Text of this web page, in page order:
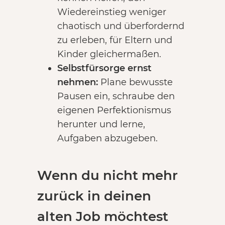
Wiedereinstieg weniger
chaotisch und überfordernd
zu erleben, für Eltern und
Kinder gleichermaßen.
Selbstfürsorge ernst
nehmen: Plane bewusste
Pausen ein, schraube den
eigenen Perfektionismus
herunter und lerne,
Aufgaben abzugeben.
Wenn du nicht mehr
zurück in deinen
alten Job möchtest